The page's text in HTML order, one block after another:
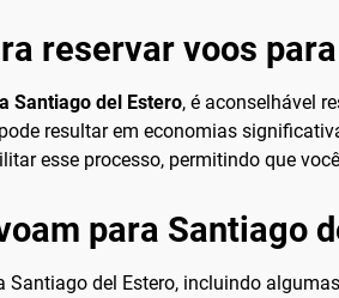
reservar voos
Santiago del Estero, é aconselhável
resultar em economias
esse processo, permitindo que
para Santiago
del Estero, incluindo